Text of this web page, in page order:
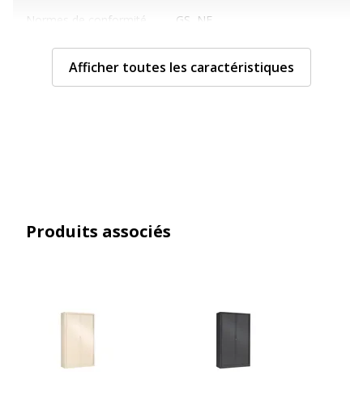
Normes de conformité GS, NF
Caractéristiques techniques
Caractéristiques techniques
étagère
Caractéristiques générales
Afficher toutes les caractéristiques
Produits associés